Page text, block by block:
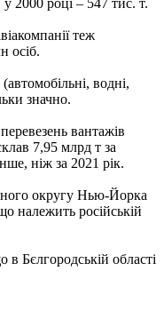
теж
осіб.
водні,
значно.
вантажів
7,95 млрд т за
ніж за 2021 рік.
округу Нью-Йорка
належить російській
Бєлгородській області